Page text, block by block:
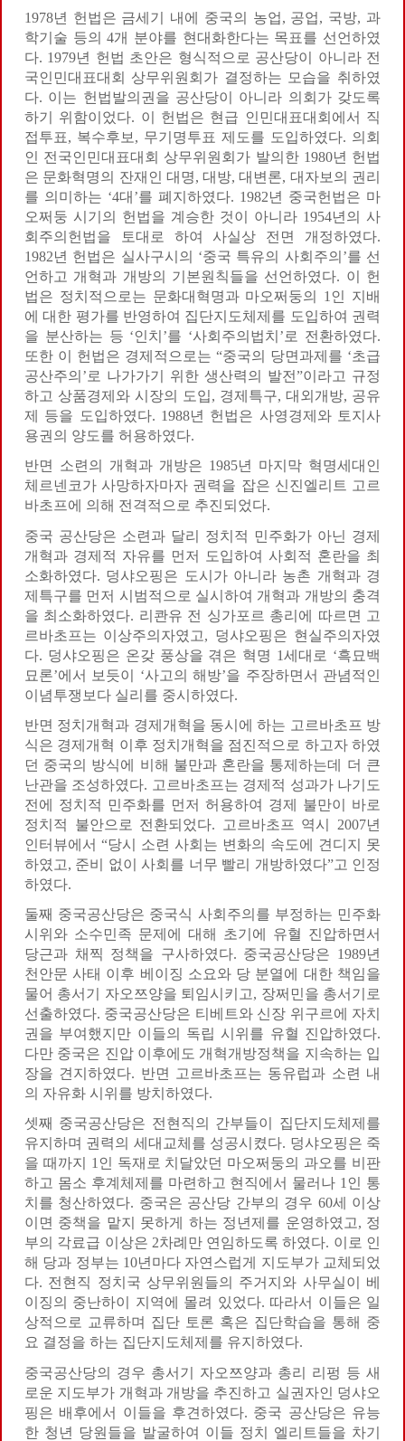
1978년 헌법은 금세기 내에 중국의 농업, 공업, 국방, 과
학기술 등의 4개 분야를 현대화한다는 목표를 선언하였
다. 1979년 헌법 초안은 형식적으로 공산당이 아니라 전
국인민대표대회 상무위원회가 결정하는 모습을 취하였
다. 이는 헌법발의권을 공산당이 아니라 의회가 갖도록
하기 위함이었다. 이 헌법은 현급 인민대표대회에서 직
접투표, 복수후보, 무기명투표 제도를 도입하였다. 의회
인 전국인민대표대회 상무위원회가 발의한 1980년 헌법
은 문화혁명의 잔재인 대명, 대방, 대변론, 대자보의 권리
를 의미하는 ‘4대’를 폐지하였다. 1982년 중국헌법은 마
오쩌둥 시기의 헌법을 계승한 것이 아니라 1954년의 사
회주의헌법을 토대로 하여 사실상 전면 개정하였다.
1982년 헌법은 실사구시의 ‘중국 특유의 사회주의’를 선
언하고 개혁과 개방의 기본원칙들을 선언하였다. 이 헌
법은 정치적으로는 문화대혁명과 마오쩌둥의 1인 지배
에 대한 평가를 반영하여 집단지도체제를 도입하여 권력
을 분산하는 등 ‘인치’를 ‘사회주의법치’로 전환하였다.
또한 이 헌법은 경제적으로는 “중국의 당면과제를 ‘초급
공산주의’로 나가가기 위한 생산력의 발전”이라고 규정
하고 상품경제와 시장의 도입, 경제특구, 대외개방, 공유
제 등을 도입하였다. 1988년 헌법은 사영경제와 토지사
용권의 양도를 허용하였다.
반면 소련의 개혁과 개방은 1985년 마지막 혁명세대인
체르넨코가 사망하자마자 권력을 잡은 신진엘리트 고르
바초프에 의해 전격적으로 추진되었다.
중국 공산당은 소련과 달리 정치적 민주화가 아닌 경제
개혁과 경제적 자유를 먼저 도입하여 사회적 혼란을 최
소화하였다. 덩샤오핑은 도시가 아니라 농촌 개혁과 경
제특구를 먼저 시범적으로 실시하여 개혁과 개방의 충격
을 최소화하였다. 리콴유 전 싱가포르 총리에 따르면 고
르바초프는 이상주의자였고, 덩샤오핑은 현실주의자였
다. 덩샤오핑은 온갖 풍상을 겪은 혁명 1세대로 ‘흑묘백
묘론’에서 보듯이 ‘사고의 해방’을 주장하면서 관념적인
이념투쟁보다 실리를 중시하였다.
반면 정치개혁과 경제개혁을 동시에 하는 고르바초프 방
식은 경제개혁 이후 정치개혁을 점진적으로 하고자 하였
던 중국의 방식에 비해 불만과 혼란을 통제하는데 더 큰
난관을 조성하였다. 고르바초프는 경제적 성과가 나기도
전에 정치적 민주화를 먼저 허용하여 경제 불만이 바로
정치적 불안으로 전환되었다. 고르바초프 역시 2007년
인터뷰에서 “당시 소련 사회는 변화의 속도에 견디지 못
하였고, 준비 없이 사회를 너무 빨리 개방하였다”고 인정
하였다.
둘째 중국공산당은 중국식 사회주의를 부정하는 민주화
시위와 소수민족 문제에 대해 초기에 유혈 진압하면서
당근과 채찍 정책을 구사하였다. 중국공산당은 1989년
천안문 사태 이후 베이징 소요와 당 분열에 대한 책임을
물어 총서기 자오쯔양을 퇴임시키고, 장쩌민을 총서기로
선출하였다. 중국공산당은 티베트와 신장 위구르에 자치
권을 부여했지만 이들의 독립 시위를 유혈 진압하였다.
다만 중국은 진압 이후에도 개혁개방정책을 지속하는 입
장을 견지하였다. 반면 고르바초프는 동유럽과 소련 내
의 자유화 시위를 방치하였다.
셋째 중국공산당은 전현직의 간부들이 집단지도체제를
유지하며 권력의 세대교체를 성공시켰다. 덩샤오핑은 죽
을 때까지 1인 독재로 치달았던 마오쩌둥의 과오를 비판
하고 몸소 후계체제를 마련하고 현직에서 물러나 1인 통
치를 청산하였다. 중국은 공산당 간부의 경우 60세 이상
이면 중책을 맡지 못하게 하는 정년제를 운영하였고, 정
부의 각료급 이상은 2차례만 연임하도록 하였다. 이로 인
해 당과 정부는 10년마다 자연스럽게 지도부가 교체되었
다. 전현직 정치국 상무위원들의 주거지와 사무실이 베
이징의 중난하이 지역에 몰려 있었다. 따라서 이들은 일
상적으로 교류하며 집단 토론 혹은 집단학습을 통해 중
요 결정을 하는 집단지도체제를 유지하였다.
중국공산당의 경우 총서기 자오쯔양과 총리 리펑 등 새
로운 지도부가 개혁과 개방을 추진하고 실권자인 덩샤오
핑은 배후에서 이들을 후견하였다. 중국 공산당은 유능
한 청년 당원들을 발굴하여 이들 정치 엘리트들을 차기